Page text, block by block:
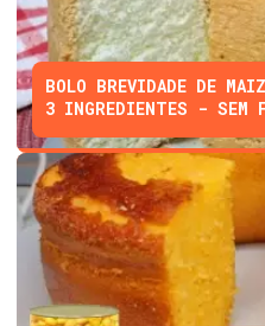
BOLO BREVIDADE DE
3 INGREDIENTES - SEM